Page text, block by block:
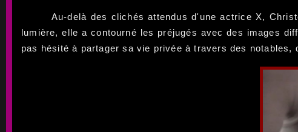
Au-delà des clichés attendus d'une actrice X,
lumière, elle a contourné les préjugés avec des images
pas hésité à partager sa vie privée à travers des